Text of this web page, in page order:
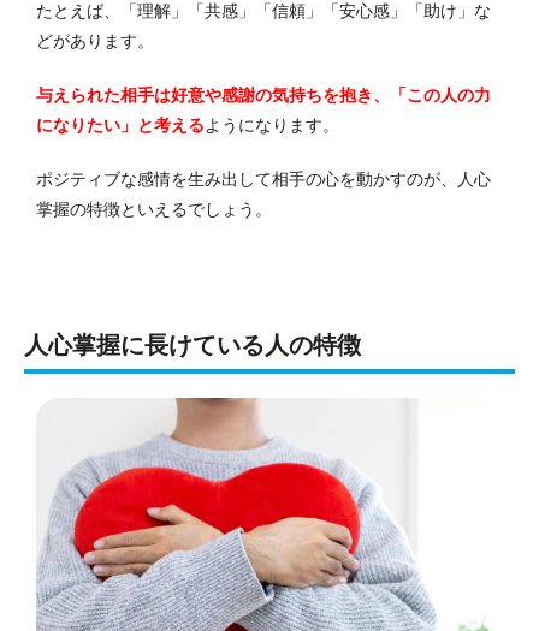
たとえば、「理解」「共感」「信頼」「安心感」「助け」な
どがあります。
与えられた相手は好意や感謝の気持ちを抱き、「この人の力
になりたい」と考えるようになります。
ポジティブな感情を生み出して相手の心を動かすのが、人心
掌握の特徴といえるでしょう。
人心掌握に長けている人の特徴